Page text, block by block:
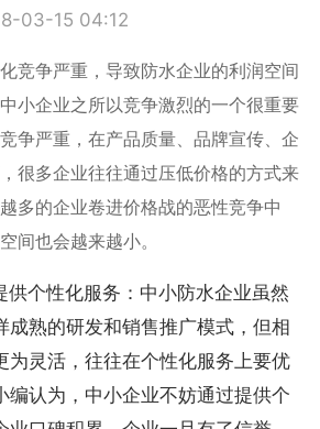
03-15 04:12
竞争严重，导致防水企业的利润空间
小企业之所以竞争激烈的一个很重要
争严重，在产品质量、品牌宣传、企
很多企业往往通过压低价格的方式来
多的企业卷进价格战的恶性竞争中
间也会越来越小。
个性化服务：中小防水企业虽然
成熟的研发和销售推广模式，但相
为灵活，往往在个性化服务上要优
编认为，中小企业不妨通过提供个